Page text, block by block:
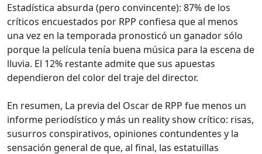
Estadística absurda (pero convincente): 87% de los
críticos encuestados por RPP confiesa que al menos
una vez en la temporada pronosticó un ganador sólo
porque la película tenía buena música para la escena de
lluvia. El 12% restante admite que sus apuestas
dependieron del color del traje del director.
En resumen, La previa del Oscar de RPP fue menos un
informe periodístico y más un reality show crítico: risas,
susurros conspirativos, opiniones contundentes y la
sensación general de que, al final, las estatuillas